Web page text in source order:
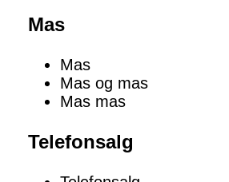
Mas
Mas
Mas og mas
Mas mas
Telefonsalg